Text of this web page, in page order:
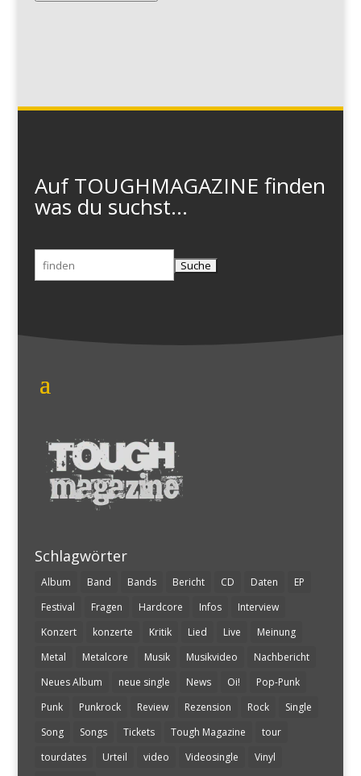
Auf TOUGHMAGAZINE finden
was du suchst...
Suchen
nach:
Schlagwörter
Album Band Bands Bericht CD Daten
EP
Festival
Fragen Hardcore Infos
Interview
Konzert
konzerte Kritik Lied Live
Meinung
Metal
Metalcore Musik Musikvideo
Nachbericht
Neues Album
neue single News Oi!
Pop-Punk
Punk
Punkrock Review Rezension Rock
Single
Song
Songs Tickets Tough Magazine
tour
tourdates
Urteil video Videosingle
Vinyl